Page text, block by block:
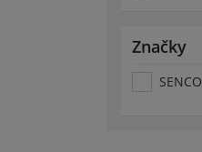
Značky
SENCO